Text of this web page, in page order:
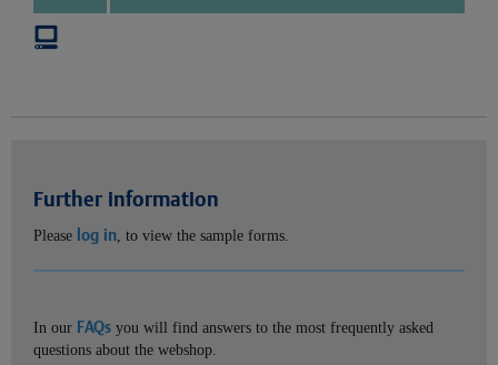
Further information
Please log in, to view the sample forms.
In our FAQs you will find answers to the most frequently asked
questions about the webshop.